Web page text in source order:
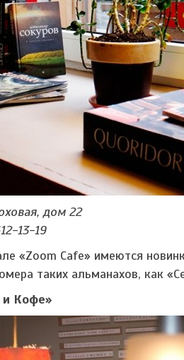
дом 22
13-19
«Zoom Cafe» имеются
таких альманахов, как
и Кофе»